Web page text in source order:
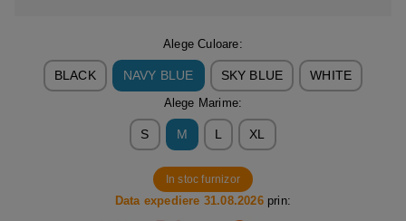
Alege Culoare:
BLACK NAVY BLUE SKY BLUE WHITE
Alege Marime:
S M L XL
In stoc furnizor
Data expediere 31.08.2026prin: